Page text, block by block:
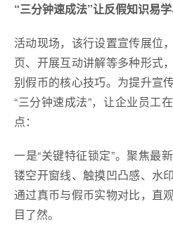
“三分钟速成法”让反假知识易
活动现场，该行设置宣传展位
页、开展互动讲解等多种形式
别假币的核心技巧。为提升宣
“三分钟速成法”，让企业员工
点：
一是“关键特征锁定”。聚焦最
镂空开窗线、触摸凹凸感、水
通过真币与假币实物对比，直
目了然。